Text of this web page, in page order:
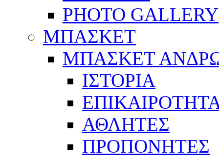
PHOTO GALLERY
ΜΠΑΣΚΕΤ
ΜΠΑΣΚΕΤ
ΙΣΤΟΡΙΑ
ΑΘΛΗΤΕΣ
ΠΡΟΠΟΝΗΤΕΣ